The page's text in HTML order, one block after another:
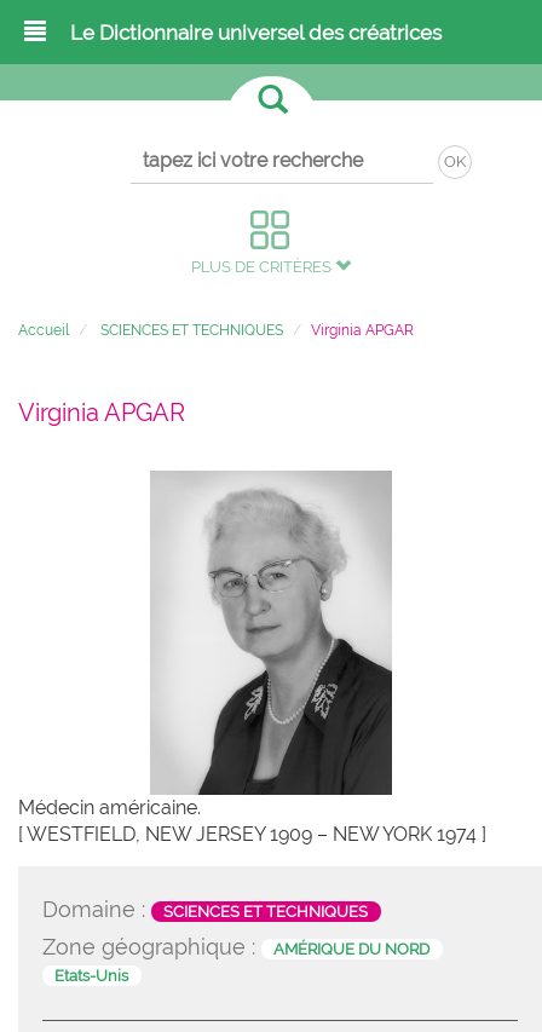
Le Dictionnaire universel des créatrices
OK
PLUS DE CRITÈRES
Accueil SCIENCES ET TECHNIQUES Virginia APGAR
Virginia APGAR
Médecin américaine.
[ WESTFIELD, NEW JERSEY 1909 – NEW YORK 1974 ]
Domaine : SCIENCES ET TECHNIQUES
Zone géographique :
AMÉRIQUE DU NORD
Etats-Unis